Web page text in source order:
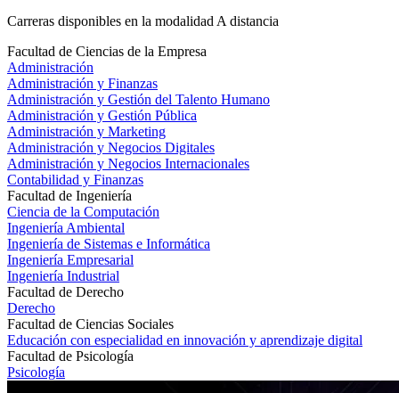
Carreras disponibles en la modalidad A distancia
Facultad de Ciencias de la Empresa
Administración
Administración y Finanzas
Administración y Gestión del Talento Humano
Administración y Gestión Pública
Administración y Marketing
Administración y Negocios Digitales
Administración y Negocios Internacionales
Contabilidad y Finanzas
Facultad de Ingeniería
Ciencia de la Computación
Ingeniería Ambiental
Ingeniería de Sistemas e Informática
Ingeniería Empresarial
Ingeniería Industrial
Facultad de Derecho
Derecho
Facultad de Ciencias Sociales
Educación con especialidad en innovación y aprendizaje digital
Facultad de Psicología
Psicología